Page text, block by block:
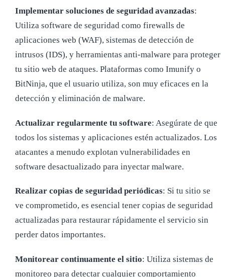
Implementar soluciones de seguridad avanzadas:
Utiliza software de seguridad como firewalls de
aplicaciones web (WAF), sistemas de detección de
intrusos (IDS), y herramientas anti-malware para proteger
tu sitio web de ataques. Plataformas como Imunify o
BitNinja, que el usuario utiliza, son muy eficaces en la
detección y eliminación de malware.
Actualizar regularmente tu software: Asegúrate de que
todos los sistemas y aplicaciones estén actualizados. Los
atacantes a menudo explotan vulnerabilidades en
software desactualizado para inyectar malware.
Realizar copias de seguridad periódicas: Si tu sitio se
ve comprometido, es esencial tener copias de seguridad
actualizadas para restaurar rápidamente el servicio sin
perder datos importantes.
Monitorear continuamente el sitio: Utiliza sistemas de
monitoreo para detectar cualquier comportamiento